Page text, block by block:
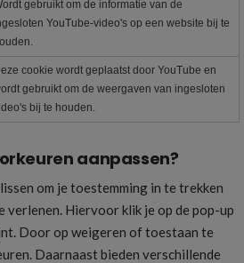
gebruikt om de informatie van de
YouTube-video's op een website bij te
cookie wordt geplaatst door YouTube en
gebruikt om de weergaven van ingesloten
bij te houden.
aanpassen?
om je toestemming in te trekken
verlenen. Hiervoor klik je op de pop-up
Door op weigeren of toestaan te
Daarnaast bieden verschillende